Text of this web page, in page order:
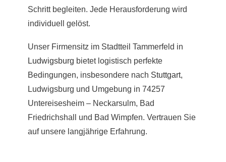
Schritt begleiten. Jede Herausforderung wird
individuell gelöst.
Unser Firmensitz im Stadtteil Tammerfeld in
Ludwigsburg bietet logistisch perfekte
Bedingungen, insbesondere nach Stuttgart,
Ludwigsburg und Umgebung in 74257
Untereisesheim – Neckarsulm, Bad
Friedrichshall und Bad Wimpfen. Vertrauen Sie
auf unsere langjährige Erfahrung.